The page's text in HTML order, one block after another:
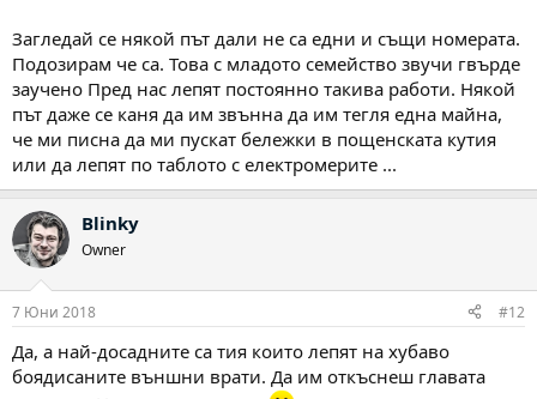
Загледай се някой път дали не са едни и същи номерата.
Подозирам че са. Това с младото семейство звучи гвърде
заучено Пред нас лепят постоянно такива работи. Някой
път даже се каня да им звънна да им тегля една майна,
че ми писна да ми пускат бележки в пощенската кутия
или да лепят по таблото с електромерите ...
Blinky
Owner
7 Юни 2018 #12
Да, а най-досадните са тия които лепят на хубаво
боядисаните външни врати. Да им откъснеш главата